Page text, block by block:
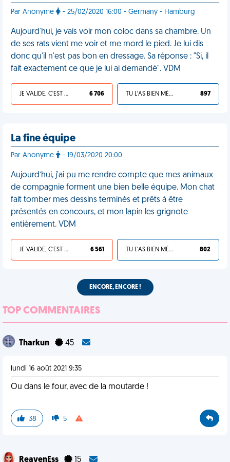
Par Anonyme - 25/02/2020 16:00 - Germany - Hamburg
Aujourd'hui, je vais voir mon coloc dans sa chambre. Un
de ses rats vient me voir et me mord le pied. Je lui dis
donc qu'il n'est pas bon en dressage. Sa réponse : "Si, il
fait exactement ce que je lui ai demandé". VDM
JE VALIDE, C'EST UNE VDM 6 706 TU L'AS BIEN MÉRITÉ 897
La fine équipe
Par Anonyme - 19/03/2020 20:00
Aujourd’hui, j'ai pu me rendre compte que mes animaux
de compagnie forment une bien belle équipe. Mon chat
fait tomber mes dessins terminés et prêts à être
présentés en concours, et mon lapin les grignote
entièrement. VDM
JE VALIDE, C'EST UNE VDM 6 561 TU L'AS BIEN MÉRITÉ 802
ENCORE, ENCORE !
TOP COMMENTAIRES
Tharkun 45
lundi 16 août 2021 9:35
Ou dans le four, avec de la moutarde !
38 5
ReavenEss 15